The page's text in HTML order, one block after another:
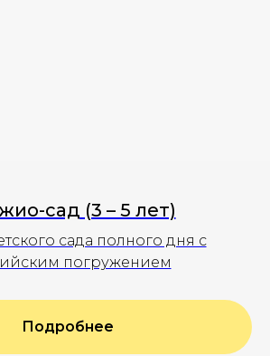
сад (3 – 5 лет)
сада полного дня с
погружением
Подробнее